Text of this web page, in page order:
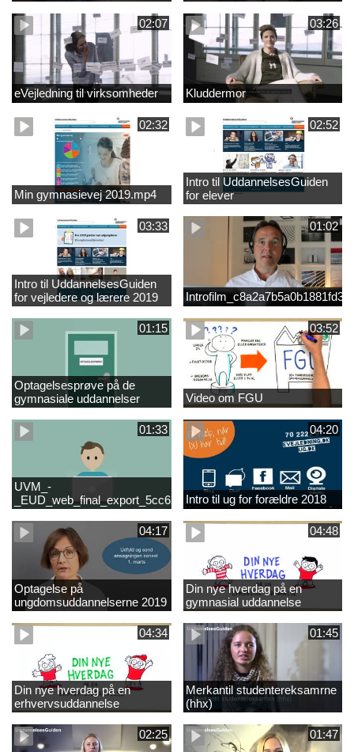
02:07
eVejledning til virksomheder
03:26
Kluddermor
02:32
Min gymnasievej 2019.mp4
02:52
Intro til UddannelsesGuiden
for elever
03:33
Intro til UddannelsesGuiden
for vejledere og lærere 2019
01:02
01:15
Optagelsesprøve på de
gymnasiale uddannelser
03:52
Video om FGU
01:33
UVM_-
04:20
Intro til ug for forældre 2018
04:17
Optagelse på
ungdomsuddannelserne 2019
04:48
Din nye hverdag på en
gymnasial uddannelse
04:34
Din nye hverdag på en
erhvervsuddannelse
01:45
Merkantil studentereksamrne
(hhx)
02:25 01:47